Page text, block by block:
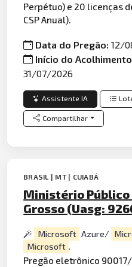
Perpétuo) e 20 licenças
CSP Anual).
Data do Pregão:12/
Início do
31/07/2026
Assistente IA
Compartilhar
BRASIL | MT | CUIABÁ
Ministério Público
Grosso (Uasg:
Microsoft Azure/
Microsoft .
Pregão eletrônico